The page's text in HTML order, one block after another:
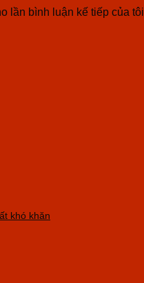
lần bình luận kế tiếp của tôi.
khó khăn